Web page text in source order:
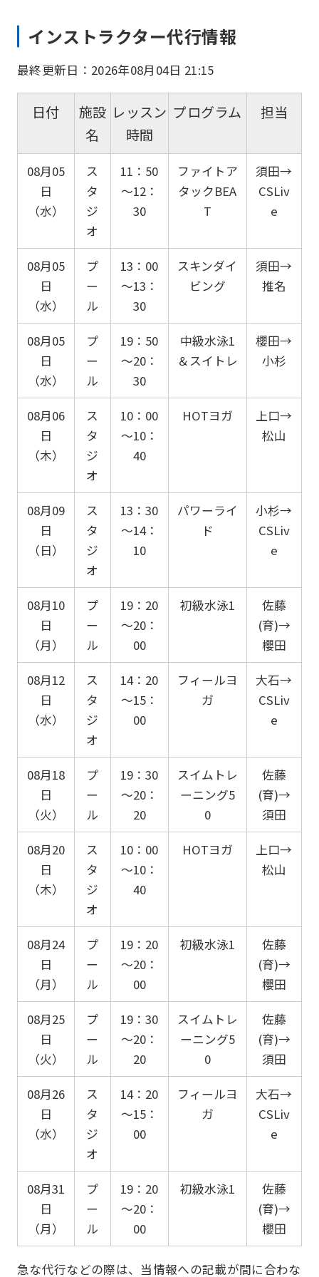
インストラクター代行情報
最終更新日：2026年08月04日 21:15
日付
施設
名
レッスン
時間
プログラム 担当
08月05
日
（水）
ス
タ
ジ
オ
11：50
～12：
30
ファイトア
タックBEA
T
須田→
CSLiv
e
08月05
日
（水）
プ
ー
ル
13：00
～13：
30
スキンダイ
ビング
須田→
推名
08月05
日
（水）
プ
ー
ル
19：50
～20：
30
中級水泳1
＆スイトレ
櫻田→
小杉
08月06
日
（木）
ス
タ
ジ
オ
10：00
～10：
40
HOTヨガ
上口→
松山
08月09
日
（日）
ス
タ
ジ
オ
13：30
～14：
10
パワーライ
ド
小杉→
CSLiv
e
08月10
日
（月）
プ
ー
ル
19：20
～20：
00
初級水泳1
佐藤
(育)→
櫻田
08月12
日
（水）
ス
タ
ジ
オ
14：20
～15：
00
フィールヨ
ガ
大石→
CSLiv
e
08月18
日
（火）
プ
ー
ル
19：30
～20：
20
スイムトレ
ーニング5
0
佐藤
(育)→
須田
08月20
日
（木）
ス
タ
ジ
オ
10：00
～10：
40
HOTヨガ
上口→
松山
08月24
日
（月）
プ
ー
ル
19：20
～20：
00
初級水泳1
佐藤
(育)→
櫻田
08月25
日
（火）
プ
ー
ル
19：30
～20：
20
スイムトレ
ーニング5
0
佐藤
(育)→
須田
08月26
日
（水）
ス
タ
ジ
オ
14：20
～15：
00
フィールヨ
ガ
大石→
CSLiv
e
08月31
日
（月）
プ
ー
ル
19：20
～20：
00
初級水泳1
佐藤
(育)→
櫻田
急な代行などの際は、当情報への記載が間に合わな